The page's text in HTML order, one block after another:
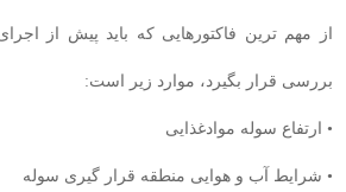
از مهم ترین فاکتورهایی که باید پیش از
بررسی قرار بگیرد، موارد زیر است:
• ارتفاع سوله موادغذایی
• شرایط آب و هوایی منطقه قرار گیری سوله